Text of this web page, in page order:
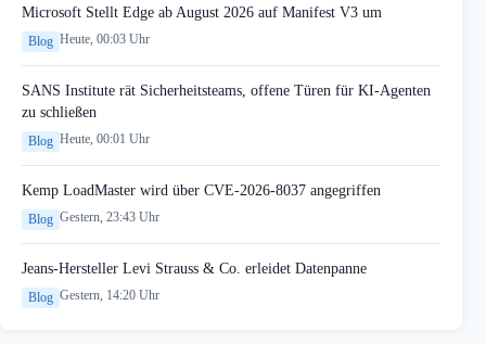
Microsoft Stellt Edge ab August 2026 auf Manifest V3 um
Blog Heute, 00:03 Uhr
SANS Institute rät Sicherheitsteams, offene Türen für KI-Agenten
zu schließen
Blog Heute, 00:01 Uhr
Kemp LoadMaster wird über CVE-2026-8037 angegriffen
Blog Gestern, 23:43 Uhr
Jeans-Hersteller Levi Strauss & Co. erleidet Datenpanne
Blog Gestern, 14:20 Uhr